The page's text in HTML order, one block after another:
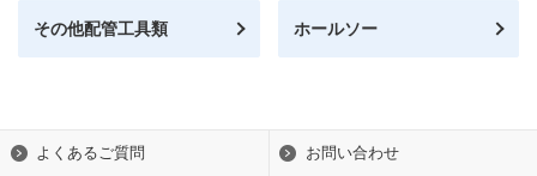
その他配管工具類 ホールソー
よくあるご質問 お問い合わせ